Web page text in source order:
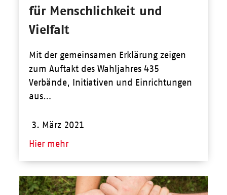
für Menschlichkeit und
Vielfalt
Mit der gemeinsamen Erklärung zeigen
zum Auftakt des Wahljahres 435
Verbände, Initiativen und Einrichtungen
aus…
3. März 2021
Hier mehr